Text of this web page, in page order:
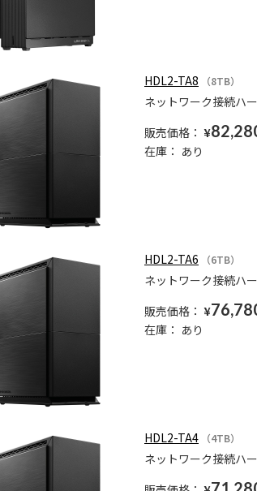
HDL2-TA8 （8TB）
ネットワーク接続ハ
販売価格： ¥
在庫： あり
HDL2-TA6 （6TB）
ネットワーク接続ハ
販売価格： ¥
在庫： あり
HDL2-TA4 （4TB）
ネットワーク接続ハ